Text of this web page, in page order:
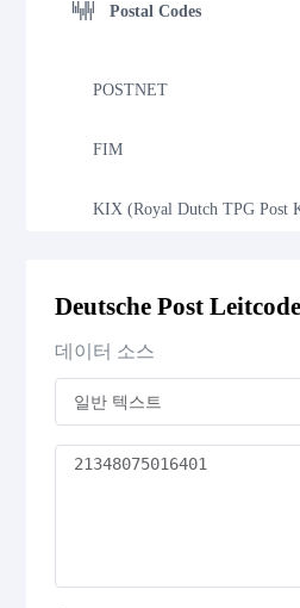
Postal Codes
POSTNET
FIM
KIX (Royal Dutch TPG Post
Deutsche Post Identcode
Deutsche Post Leitcode
데이터 소스